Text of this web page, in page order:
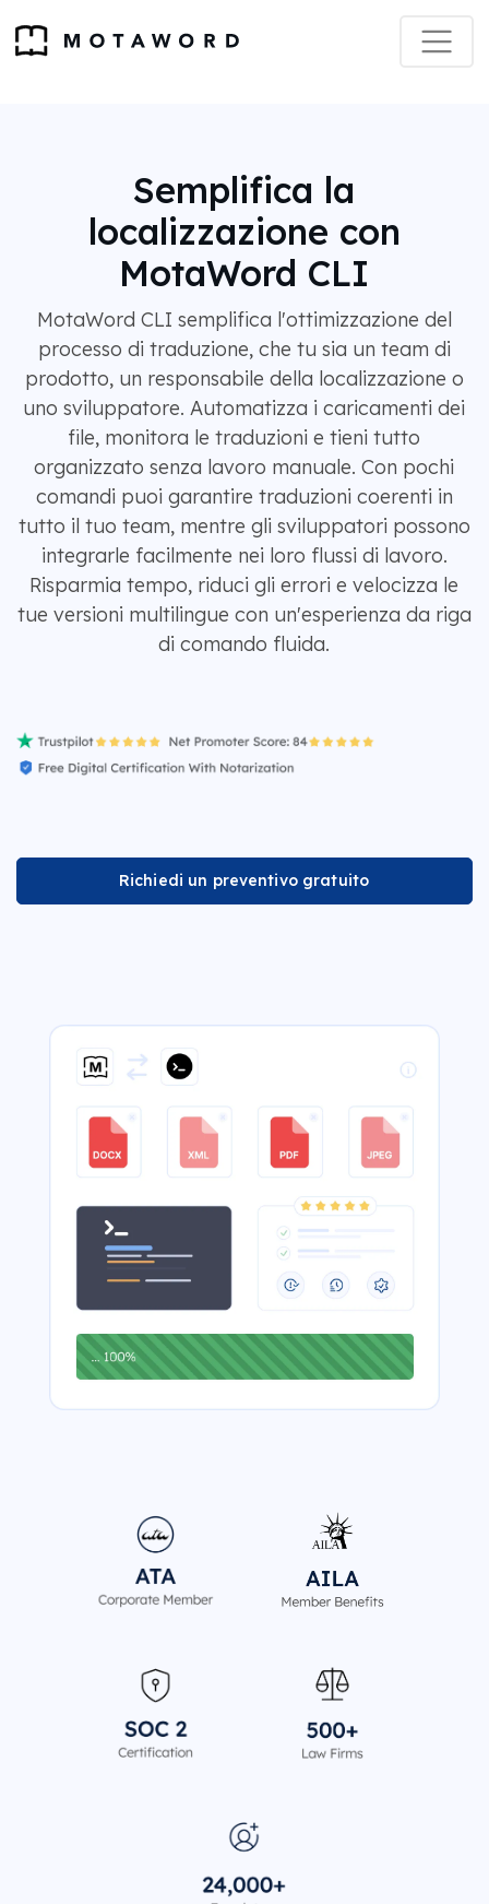
Semplifica la
localizzazione con
MotaWord CLI
MotaWord CLI semplifica l'ottimizzazione del
processo di traduzione, che tu sia un team di
prodotto, un responsabile della localizzazione o
uno sviluppatore. Automatizza i caricamenti dei
file, monitora le traduzioni e tieni tutto
organizzato senza lavoro manuale. Con pochi
comandi puoi garantire traduzioni coerenti in
tutto il tuo team, mentre gli sviluppatori possono
integrarle facilmente nei loro flussi di lavoro.
Risparmia tempo, riduci gli errori e velocizza le
tue versioni multilingue con un'esperienza da riga
di comando fluida.
Richiedi un preventivo gratuito